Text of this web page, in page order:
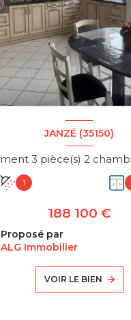
JANZÉ (35150)
1
188 100 €
Proposé par
ALG Immobilier
VOIR LE BIEN